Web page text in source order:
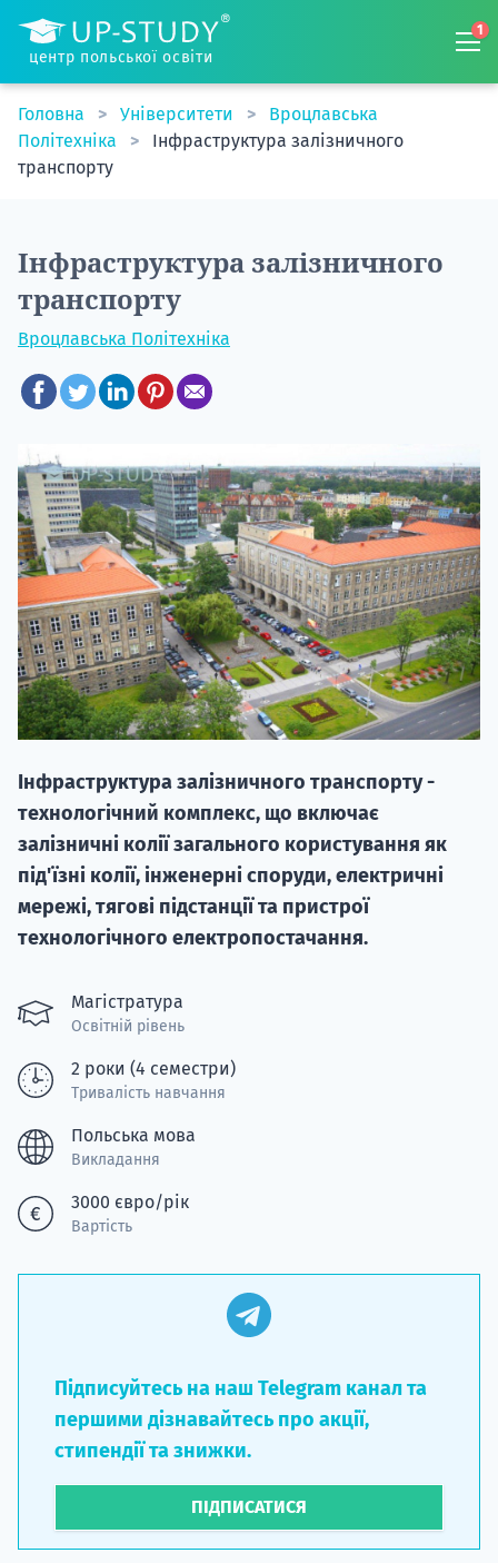
центр польської освіти
1
Головна Університети
Вроцлавська
Політехніка
Інфраструктура залізничного
транспорту
Інфраструктура залізничного
транспорту
Вроцлавська Політехніка
Інфраструктура залізничного транспорту -
технологічний комплекс, що включає
залізничні колії загального користування як
під'їзні колії, інженерні споруди, електричні
мережі, тягові підстанції та пристрої
технологічного електропостачання.
Магістратура
Освітній рівень
2 роки (4 семестри)
Тривалість навчання
Польська мова
Викладання
3000 євро/рік
Вартість
Підписуйтесь на наш Telegram канал та
першими дізнавайтесь про акції,
стипендії та знижки.
ПІДПИСАТИСЯ
НАБІР
вступ на